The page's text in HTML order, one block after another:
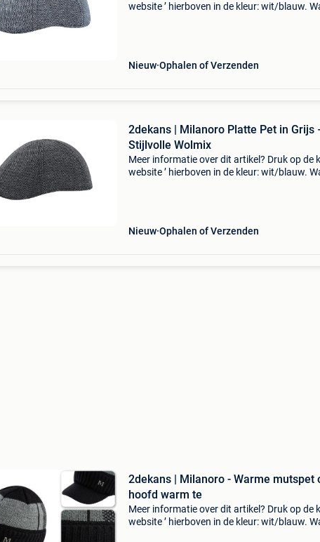
website ’ hierboven in de kleur: wit/blauw.
Nieuw Ophalen of Verzenden
2dekans | Milanoro Platte Pet in Grijs
Stijlvolle Wolmix
Meer informatie over dit artikel? Druk op de
website ’ hierboven in de kleur: wit/blauw.
Nieuw Ophalen of Verzenden
2dekans | Milanoro - Warme mutspet
hoofd warm te
Meer informatie over dit artikel? Druk op de
website ’ hierboven in de kleur: wit/blauw.